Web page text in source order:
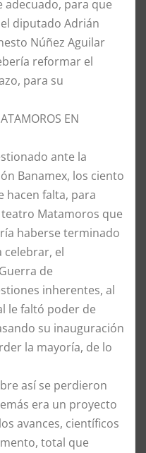
adecuado, para que
diputado Adrián
Núñez Aguilar
reformar el
para su
EN
ante la
Banamex, los ciento
hacen falta, para
Matamoros que
haberse terminado
celebrar, el
de
inherentes, al
le faltó poder de
su inauguración
la mayoría, de lo
así se perdieron
era un proyecto
avances, científicos
total que